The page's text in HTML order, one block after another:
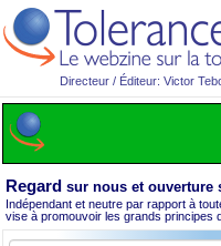
Directeur / Éditeur: Victor
Regard sur nous et ouverture
Indépendant et neutre par rapport à
vise à promouvoir les grands principes